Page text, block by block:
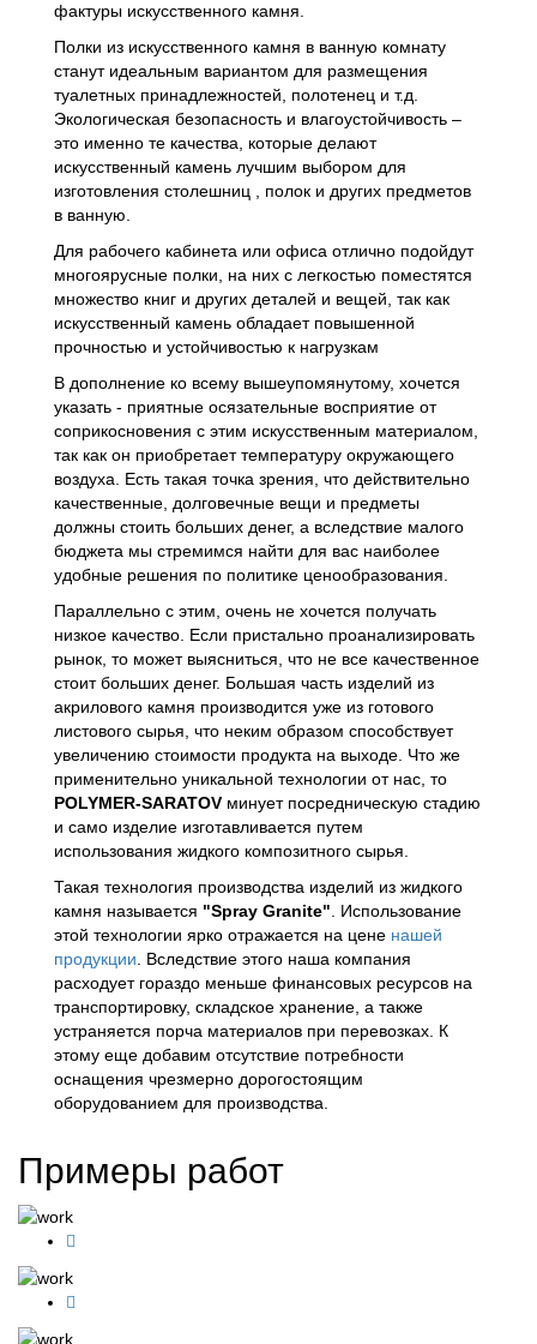
фактуры искусственного камня.
Полки из искусственного камня в ванную комнату
станут идеальным вариантом для размещения
туалетных принадлежностей, полотенец и т.д.
Экологическая безопасность и влагоустойчивость –
это именно те качества, которые делают
искусственный камень лучшим выбором для
изготовления столешниц , полок и других предметов
в ванную.
Для рабочего кабинета или офиса отлично подойдут
многоярусные полки, на них с легкостью поместятся
множество книг и других деталей и вещей, так как
искусственный камень обладает повышенной
прочностью и устойчивостью к нагрузкам
В дополнение ко всему вышеупомянутому, хочется
указать - приятные осязательные восприятие от
соприкосновения с этим искусственным материалом,
так как он приобретает температуру окружающего
воздуха. Есть такая точка зрения, что действительно
качественные, долговечные вещи и предметы
должны стоить больших денег, а вследствие малого
бюджета мы стремимся найти для вас наиболее
удобные решения по политике ценообразования.
Параллельно с этим, очень не хочется получать
низкое качество. Если пристально проанализировать
рынок, то может выясниться, что не все качественное
стоит больших денег. Большая часть изделий из
акрилового камня производится уже из готового
листового сырья, что неким образом способствует
увеличению стоимости продукта на выходе. Что же
применительно уникальной технологии от нас, то
POLYMER-SARATOV минует посредническую стадию
и само изделие изготавливается путем
использования жидкого композитного сырья.
Такая технология производства изделий из жидкого
камня называется "Spray Granite". Использование
этой технологии ярко отражается на цене нашей
продукции. Вследствие этого наша компания
расходует гораздо меньше финансовых ресурсов на
транспортировку, складское хранение, а также
устраняется порча материалов при перевозках. К
этому еще добавим отсутствие потребности
оснащения чрезмерно дорогостоящим
оборудованием для производства.
Примеры работ